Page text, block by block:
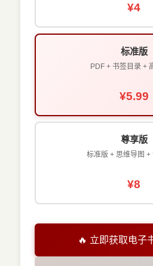
¥4
标准版
PDF + 书签目录 +
¥5.99
尊享版
标准版 + 思维导图 +
¥8
🔥 立即获取电子